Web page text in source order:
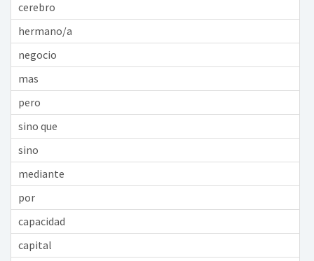
cerebro
hermano/a
negocio
mas
pero
sino que
sino
mediante
por
capacidad
capital